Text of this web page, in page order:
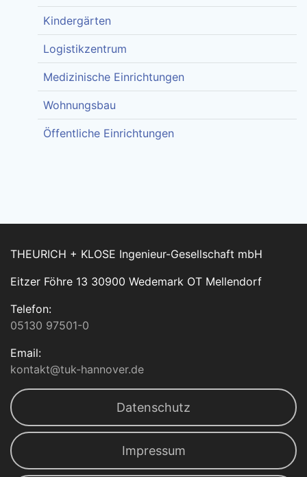
Kindergärten
Logistikzentrum
Medizinische Einrichtungen
Wohnungsbau
Öffentliche Einrichtungen
THEURICH + KLOSE Ingenieur-Gesellschaft mbH
Eitzer Föhre 13 30900 Wedemark OT Mellendorf
Telefon:
05130 97501-0
Email:
kontakt@tuk-hannover.de
Datenschutz
Impressum